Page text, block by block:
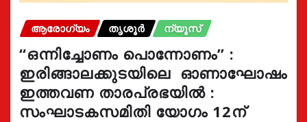
ആരോഗ്യം തൃശൂർ ന്യൂസ്
“ഒന്നിച്ചോണം പൊന്നോണം” :
ഇരിങ്ങാലക്കുടയിലെ ഓണാഘോഷം
ഇത്തവണ താരപ്രഭയിൽ :
സംഘാടകസമിതി യോഗം 12ന്